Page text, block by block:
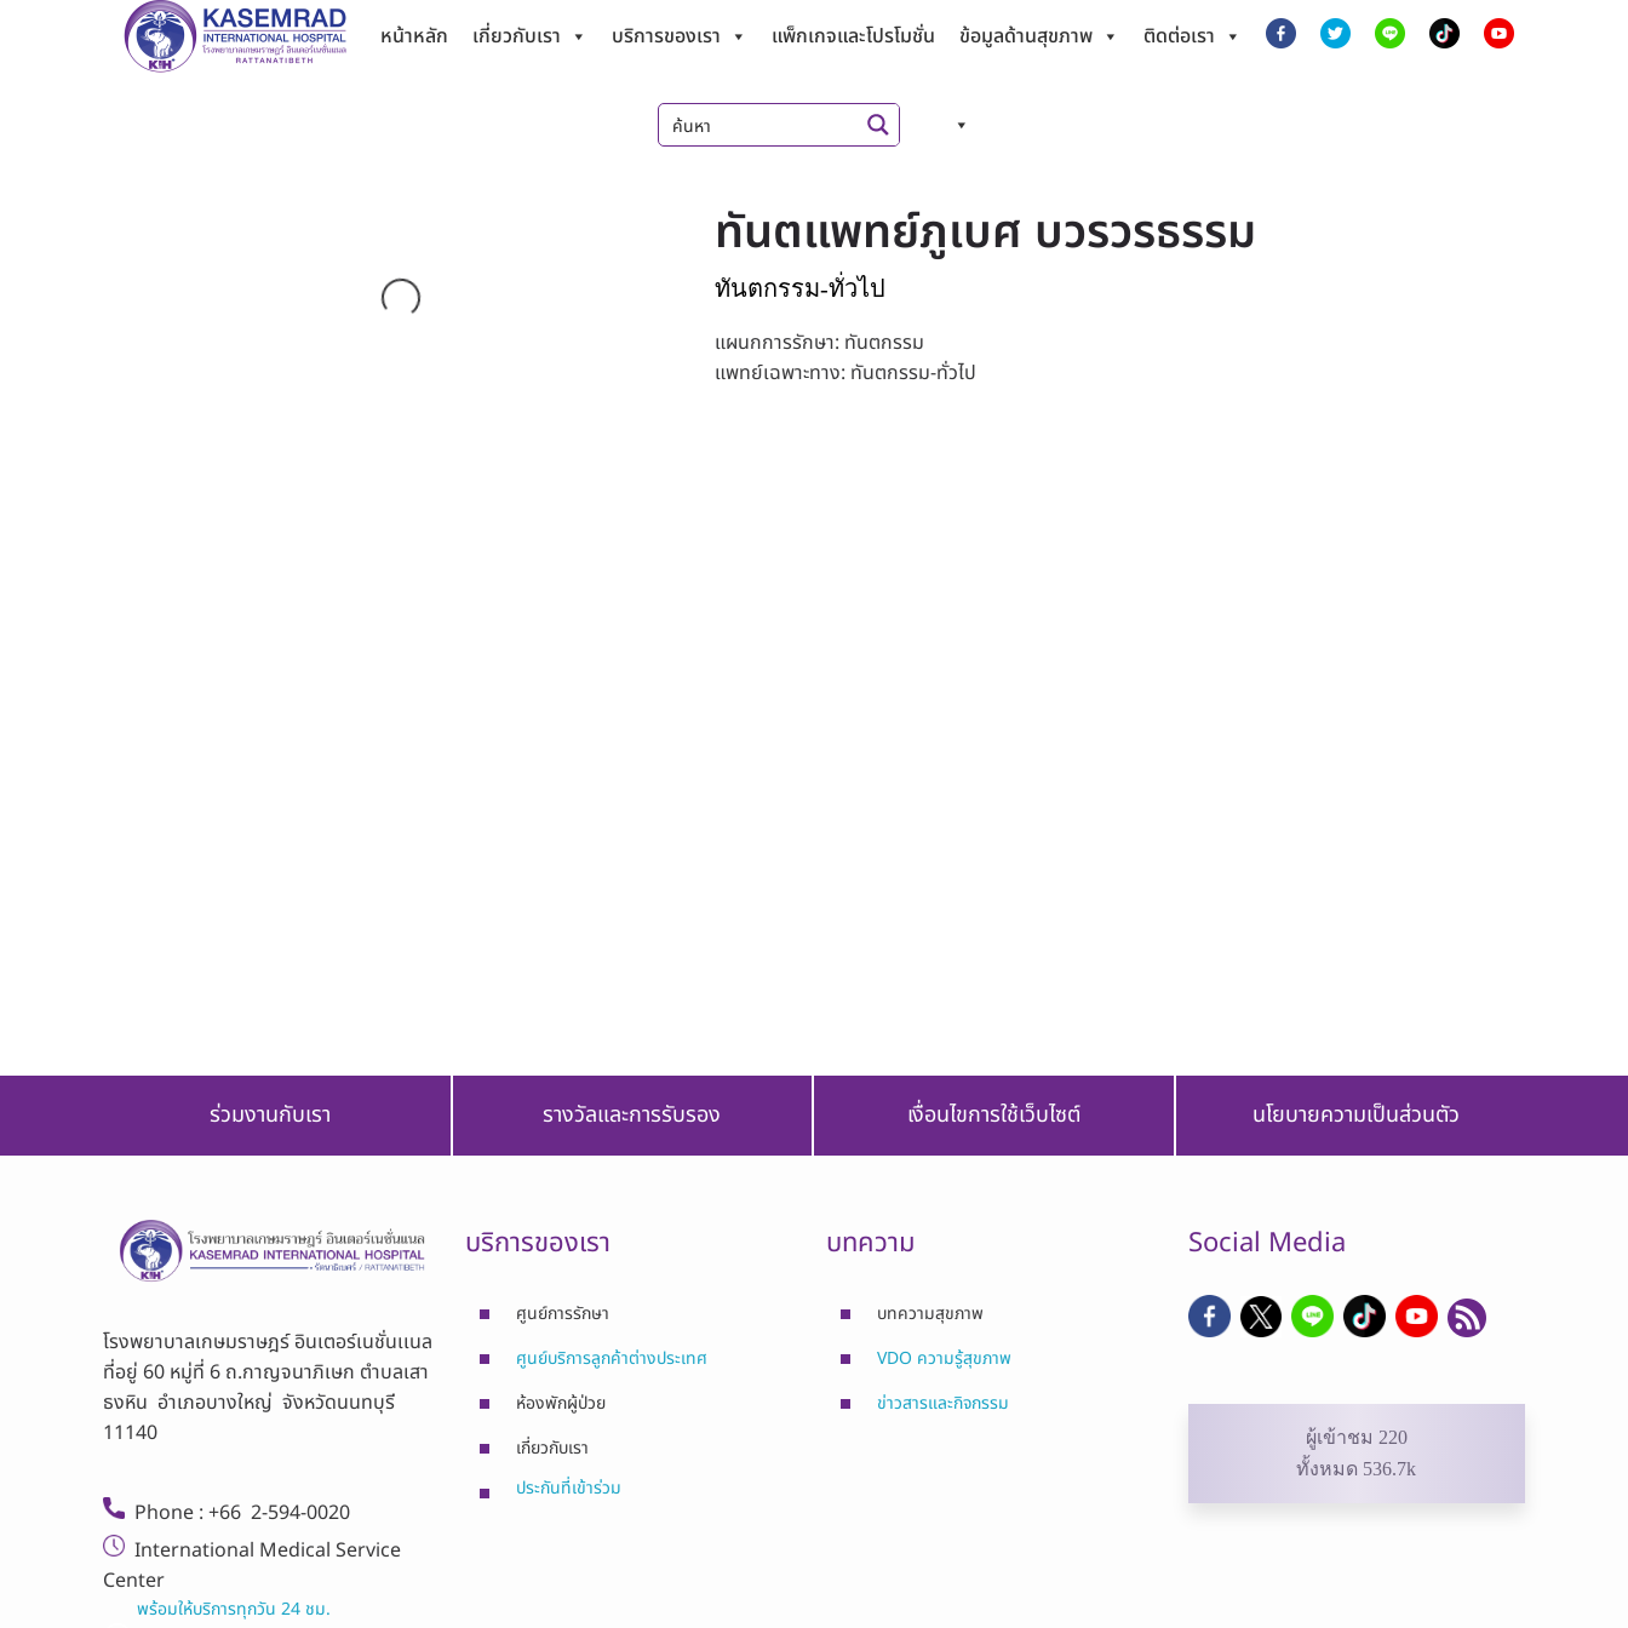
หน้าหลัก เกี่ยวกับเรา บริการของเรา แพ็กเกจและโปรโมชั่น ข้อมูลด้านสุขภาพ ติดต่อเรา
ทันตแพทย์ภูเบศ บวรวรธรรม
ทันตกรรม-ทั่วไป
แผนกการรักษา: ทันตกรรม
แพทย์เฉพาะทาง: ทันตกรรม-ทั่วไป
ร่วมงานกับเรา รางวัลและการรับรอง เงื่อนไขการใช้เว็บไซต์ นโยบายความเป็นส่วนตัว
โรงพยาบาลเกษมราษฎร์ อินเตอร์เนชั่นเเนล
ที่อยู่ 60 หมู่ที่ 6 ถ.กาญจนาภิเษก ตำบลเสา
ธงหิน อำเภอบางใหญ่ จังหวัดนนทบุรี
11140
Phone : +66 2-594-0020
International Medical Service
Center
พร้อมให้บริการทุกวัน 24 ชม.
บริการของเรา
ศูนย์การรักษา
ศูนย์บริการลูกค้าต่างประเทศ
ห้องพักผู้ป่วย
เกี่ยวกับเรา
ประกันที่เข้าร่วม
บทความ
บทความสุขภาพ
VDO ความรู้สุขภาพ
ข่าวสารและกิจกรรม
Social Media
ผู้เข้าชม 220
ทั้งหมด 536.7k